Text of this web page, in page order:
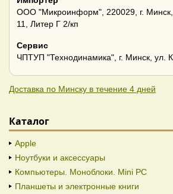
ООО "Микроинформ", 220029, г.
11, Литер Г 2/кп
Сервис
ЧПТУП "Технодинамика", г. Минск, ул.
Доставка по Минску в течение 4 дней
Каталог
Apple
Ноутбуки и аксессуары
Компьютеры. Моноблоки. Mini PC
Планшеты и электронные книги